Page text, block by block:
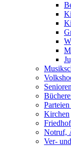
Kirchen
Friedhof
Notruf,
Ver-